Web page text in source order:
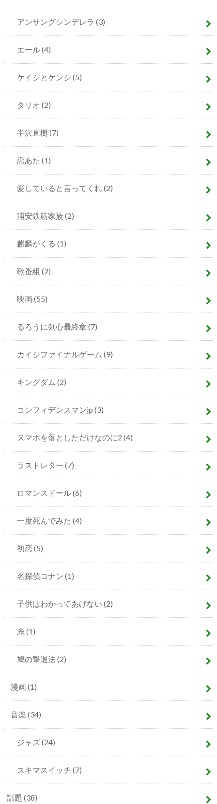
アンサングシンデレラ (3)
エール(4)
ケイジとケンジ (5)
タリオ (2)
半沢直樹(7)
恋あた (1)
愛していると言ってくれ(2)
浦安鉄筋家族(2)
麒麟がくる (1)
歌番組 (2)
映画(55)
るろうに剣心最終章(7)
カイジファイナルゲーム (9)
キングダム (2)
コンフィデンスマンjp (3)
スマホを落としただけなのに2 (4)
ラストレター (7)
ロマンスドール(6)
一度死んでみた (4)
初恋(5)
名探偵コナン (1)
子供はわかってあげない (2)
糸 (1)
鳩の撃退法(2)
漫画(1)
音楽 (34)
ジャズ(24)
スキマスイッチ (7)
話題 (38)